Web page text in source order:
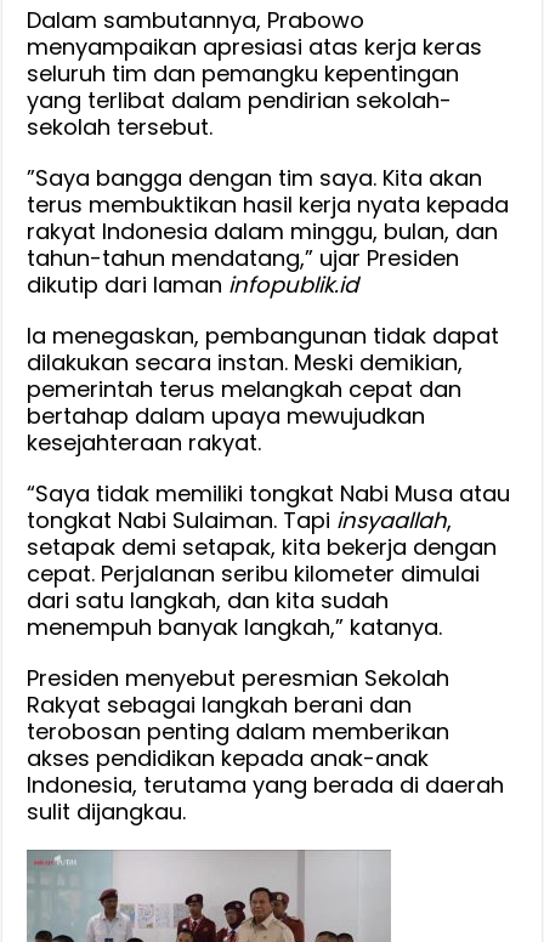
‎‎Dalam sambutannya, Prabowo
menyampaikan apresiasi atas kerja keras
seluruh tim dan pemangku kepentingan
yang terlibat dalam pendirian sekolah-
sekolah tersebut.
‎‎”Saya bangga dengan tim saya. Kita akan
terus membuktikan hasil kerja nyata kepada
rakyat Indonesia dalam minggu, bulan, dan
tahun-tahun mendatang,” ujar Presiden
dikutip dari laman infopublik.id
‎‎Ia menegaskan, pembangunan tidak dapat
dilakukan secara instan. Meski demikian,
pemerintah terus melangkah cepat dan
bertahap dalam upaya mewujudkan
kesejahteraan rakyat.
‎‎“Saya tidak memiliki tongkat Nabi Musa atau
tongkat Nabi Sulaiman. Tapi insyaallah,
setapak demi setapak, kita bekerja dengan
cepat. Perjalanan seribu kilometer dimulai
dari satu langkah, dan kita sudah
menempuh banyak langkah,” katanya.
‎‎Presiden menyebut peresmian Sekolah
Rakyat sebagai langkah berani dan
terobosan penting dalam memberikan
akses pendidikan kepada anak-anak
Indonesia, terutama yang berada di daerah
sulit dijangkau.